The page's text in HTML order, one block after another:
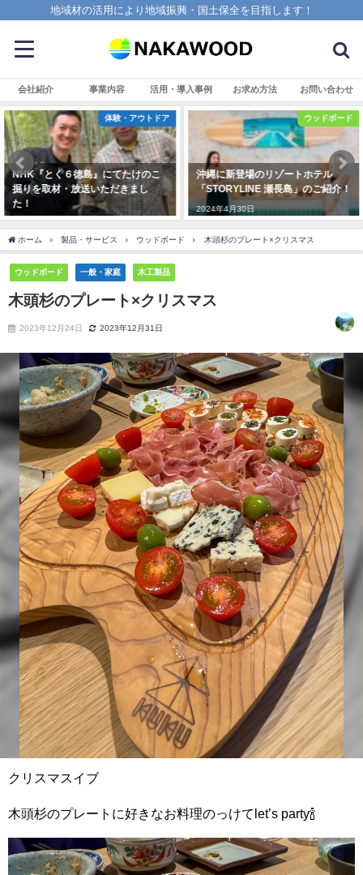
地域材の活用により地域振興・国土保全を目指します！
会社紹介 事業内容 活用・導入事例 お求め方法 お問い合わせ
体験・アウトドア
NHK『とく６徳島』にてたけのこ
掘りを取材・放送いただきまし
た！
ウッドボード
沖縄に新登場のリゾートホテル
「STORYLINE 瀬長島」のご紹介！
2024年4月30日
ホーム 製品・サービス ウッドボード 木頭杉のプレート×クリスマス
ウッドボード 一般・家庭 木工製品
木頭杉のプレート×クリスマス
2023年12月24日 2023年12月31日
クリスマスイブ
木頭杉のプレートに好きなお料理のっけてlet’s party🍾